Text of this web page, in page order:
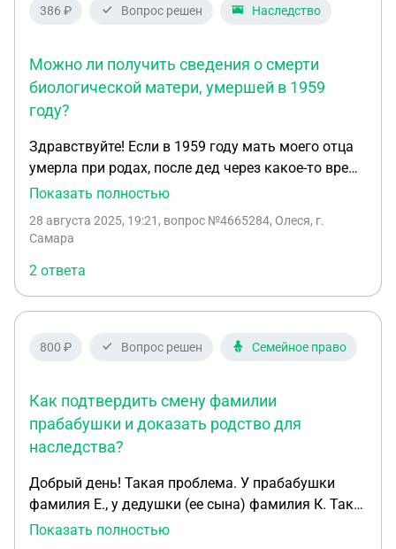
386 ₽ Вопрос решен Наследство
Можно ли получить сведения о смерти
биологической матери, умершей в 1959
году?
Здравствуйте! Если в 1959 году мать моего отца
умерла при родах, после дед через какое-то время
женился и мачеха его усыновила. На данный
мой отец или я заказать свидетельство о смерти
рождения и смерти его биологической матери.
Отец знал, что он усыновленный это не была
тайна! Заранее спасибо)
Показать полностью
28 августа 2025, 19:21 , вопрос №4665284, Олеся, г.
Самара
2 ответа
800 ₽ Вопрос решен Семейное право
Как подтвердить смену фамилии
прабабушки и доказать родство для
наследства?
Добрый день! Такая проблема. У прабабушки
фамилия Е., у дедушки (ее сына) фамилия К. Так
как прабабушка умерла, то при наследственном
Показать полностью